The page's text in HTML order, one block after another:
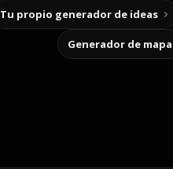
Tu propio generador de ideas
Generador de